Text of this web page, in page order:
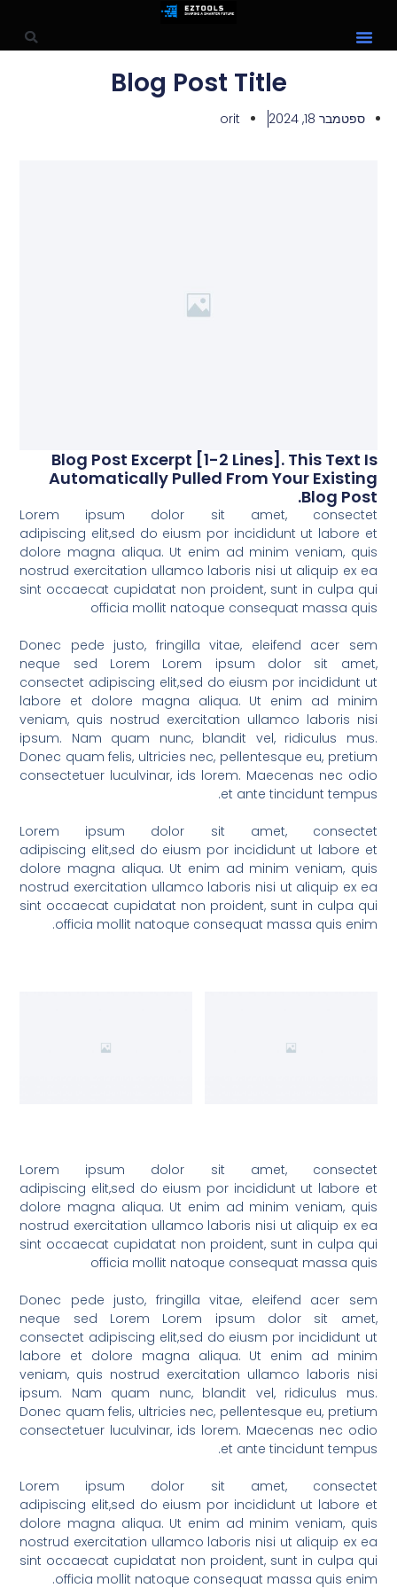
Blog Post Title
ספטמבר 18, 2024 orit
Blog Post Excerpt [1-2 Lines]. This Text Is
Automatically Pulled From Your Existing
Blog Post.
Lorem ipsum dolor sit amet, consectet
adipiscing elit,sed do eiusm por incididunt ut labore et
dolore magna aliqua. Ut enim ad minim veniam, quis
nostrud exercitation ullamco laboris nisi ut aliquip ex ea
sint occaecat cupidatat non proident, sunt in culpa qui
officia mollit natoque consequat massa quis
Donec pede justo, fringilla vitae, eleifend acer sem
neque sed Lorem Lorem ipsum dolor sit amet,
consectet adipiscing elit,sed do eiusm por incididunt ut
labore et dolore magna aliqua. Ut enim ad minim
veniam, quis nostrud exercitation ullamco laboris nisi
ipsum. Nam quam nunc, blandit vel, ridiculus mus.
Donec quam felis, ultricies nec, pellentesque eu, pretium
consectetuer luculvinar, ids lorem. Maecenas nec odio
et ante tincidunt tempus.
Lorem ipsum dolor sit amet, consectet
adipiscing elit,sed do eiusm por incididunt ut labore et
dolore magna aliqua. Ut enim ad minim veniam, quis
nostrud exercitation ullamco laboris nisi ut aliquip ex ea
sint occaecat cupidatat non proident, sunt in culpa qui
officia mollit natoque consequat massa quis enim.
Lorem ipsum dolor sit amet, consectet
adipiscing elit,sed do eiusm por incididunt ut labore et
dolore magna aliqua. Ut enim ad minim veniam, quis
nostrud exercitation ullamco laboris nisi ut aliquip ex ea
sint occaecat cupidatat non proident, sunt in culpa qui
officia mollit natoque consequat massa quis
Donec pede justo, fringilla vitae, eleifend acer sem
neque sed Lorem Lorem ipsum dolor sit amet,
consectet adipiscing elit,sed do eiusm por incididunt ut
labore et dolore magna aliqua. Ut enim ad minim
veniam, quis nostrud exercitation ullamco laboris nisi
ipsum. Nam quam nunc, blandit vel, ridiculus mus.
Donec quam felis, ultricies nec, pellentesque eu, pretium
consectetuer luculvinar, ids lorem. Maecenas nec odio
et ante tincidunt tempus.
Lorem ipsum dolor sit amet, consectet
adipiscing elit,sed do eiusm por incididunt ut labore et
dolore magna aliqua. Ut enim ad minim veniam, quis
nostrud exercitation ullamco laboris nisi ut aliquip ex ea
sint occaecat cupidatat non proident, sunt in culpa qui
officia mollit natoque consequat massa quis enim.